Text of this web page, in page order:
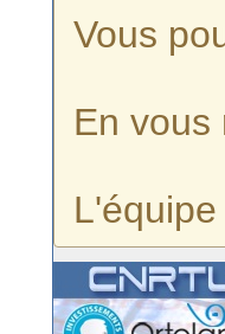
Vous
En vous